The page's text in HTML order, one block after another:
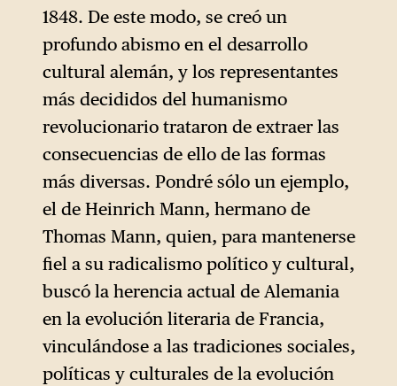
1848. De este modo, se creó un
profundo abismo en el desarrollo
cultural alemán, y los representantes
más decididos del humanismo
revolucionario trataron de extraer las
consecuencias de ello de las formas
más diversas. Pondré sólo un ejemplo,
el de Heinrich Mann, hermano de
Thomas Mann, quien, para mantenerse
fiel a su radicalismo político y cultural,
buscó la herencia actual de Alemania
en la evolución literaria de Francia,
vinculándose a las tradiciones sociales,
políticas y culturales de la evolución